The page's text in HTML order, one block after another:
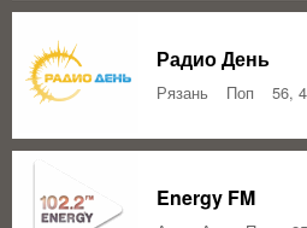
Радио День
Рязань Поп 56,
Energy FM